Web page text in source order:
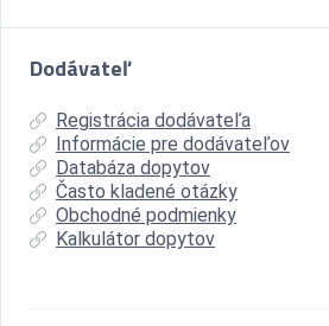
Dodávateľ
Registrácia dodávateľa
Informácie pre dodávateľov
Databáza dopytov
Často kladené otázky
Obchodné podmienky
Kalkulátor dopytov